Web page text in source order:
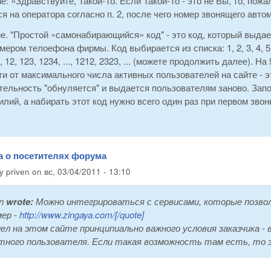
на оператора согласно п. 2, после чего номер звонящего
"Простой «самонабирающийся» код" - это код, который
телоефона фирмы. Код выбирается из списка: 1, 2, 3, 4,
12, 123, 1234, ..., 1212, 2323, ... (можете продолжить далее).
от максимального числа активных пользователей на сайте -
"обнуляется" и выдается пользователям заново.
а набирать этот код нужно всего один раз при первом
о посетителях форума
priven on вс, 03/04/2011 - 13:10
wrote:Можно интегрироваться с сервисами, которые
-http://www.zingaya.com/[/quote]
на этом сайте принципиально важного условия
пользователя. Если такая возможность там есть, то